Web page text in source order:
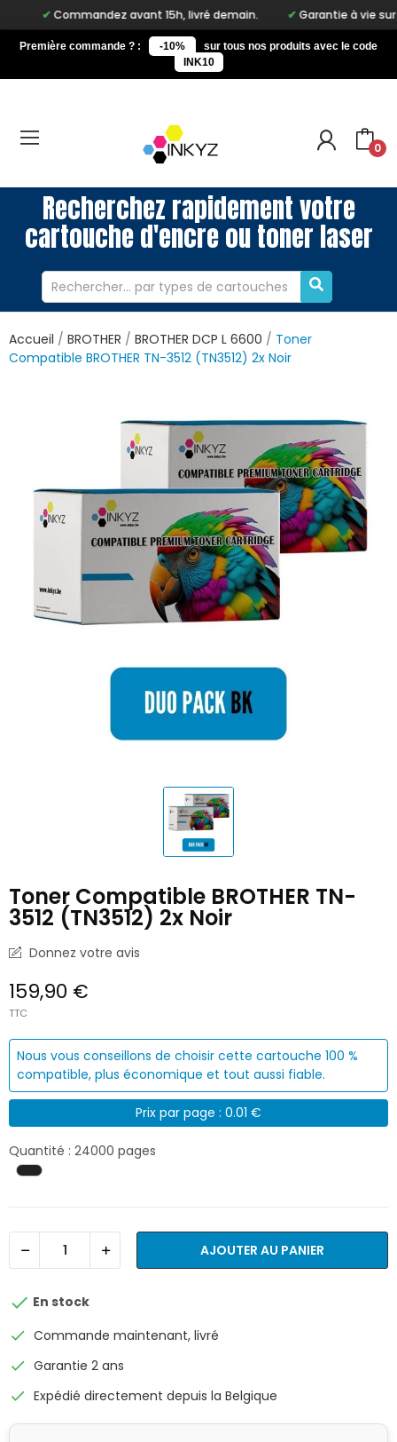
Commandez avant 15h, livré demain. Garantie à vie sur notre
Première commande ? : -10%
sur tous nos produits avec le code
INK10
0
Recherchez rapidement votre
cartouche d'encre ou toner laser
Accueil BROTHER BROTHER DCP L 6600
Toner
Compatible BROTHER TN-3512 (TN3512) 2x Noir
Toner Compatible BROTHER TN-
3512 (TN3512) 2x Noir
Donnez votre avis
159,90 €
TTC
Nous vous conseillons de choisir cette cartouche 100 %
compatible, plus économique et tout aussi fiable.
Prix par page : 0.01 €
Quantité : 24000 pages
AJOUTER AU PANIER
 En stock
check Commande maintenant, livré
check Garantie 2 ans
check Expédié directement depuis la Belgique